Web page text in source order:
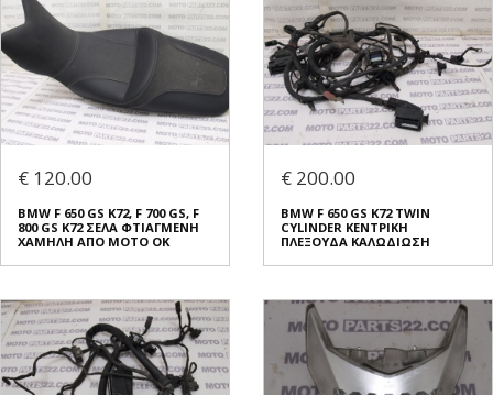
€ 120.00
BMW F 650 GS K72, F 700 GS, F
800 GS K72 ΣΕΛΑ ΦΤΙΑΓΜΕΝΗ
ΧΑΜΗΛΗ ΑΠΟ ΜΟΤΟ ΟΚ
€ 200.00
BMW F 650 GS K72 TWIN
CYLINDER ΚΕΝΤΡΙΚΗ
ΠΛΕΞΟΥΔΑ ΚΑΛΩΔΙΩΣΗ